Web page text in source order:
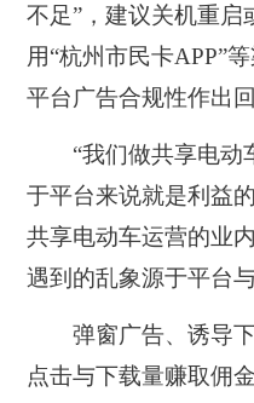
不足”，建议关机重启
用“杭州市民卡APP”
平台广告合规性作出回
“我们做共享电动
于平台来说就是利益
共享电动车运营的业
遇到的乱象源于平台
弹窗广告、诱导下
点击与下载量赚取佣